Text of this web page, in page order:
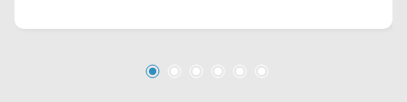
despejo e espaço para churrasqueira, garagem e
Banheiros > 03 Vagas de garagem *Aceita